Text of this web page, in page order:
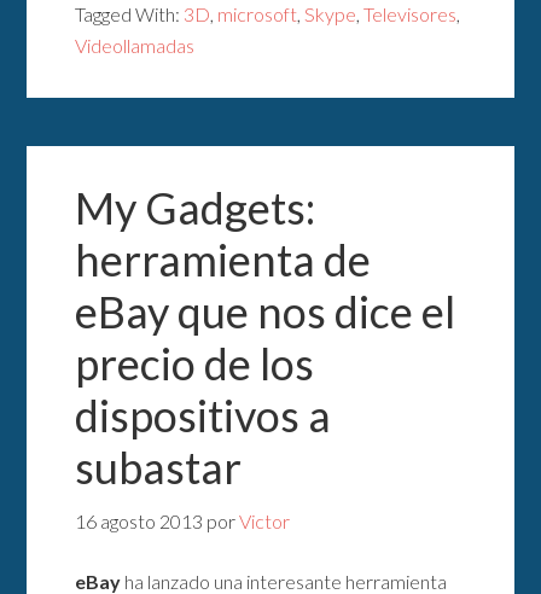
Tagged With: 3D microsoft Skype ,Televisores
Videollamadas
My Gadgets:
herramienta de
eBay que nos dice el
precio de los
dispositivos a
subastar
16 agosto 2013 porVictor
eBay ha lanzado una interesante herramienta